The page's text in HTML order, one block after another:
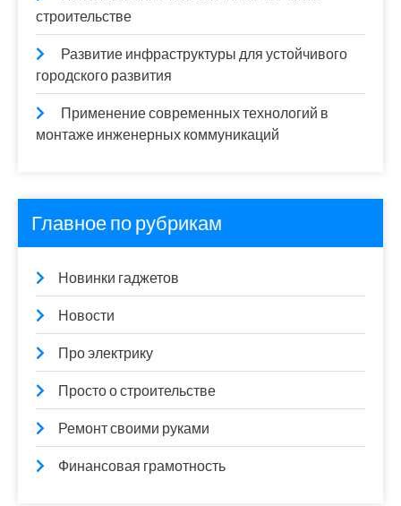
строительстве
Развитие инфраструктуры для устойчивого
городского развития
Применение современных технологий в
монтаже инженерных коммуникаций
Главное по рубрикам
Новинки гаджетов
Новости
Про электрику
Просто о строительстве
Ремонт своими руками
Финансовая грамотность